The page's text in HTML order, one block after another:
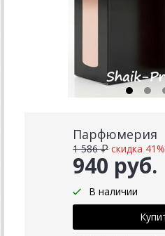
Парфюмерия
940 руб.
1 586 ₽ скидка 41%
В наличии